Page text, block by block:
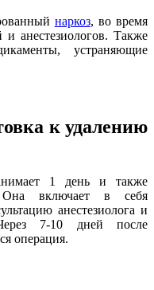
наркоз, во время
и анестезиологов. Также
устраняющие
к удалению
1 день и также
включает в себя
анестезиолога и
7-10 дней после
операция.